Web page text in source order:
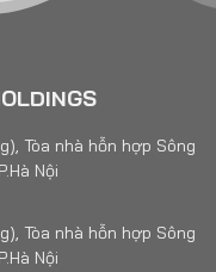
Tòa nhà hỗn hợp Sông
Nội
Tòa nhà hỗn hợp Sông
Nội